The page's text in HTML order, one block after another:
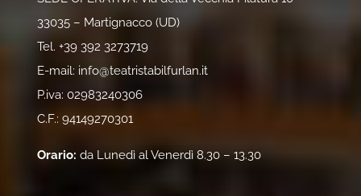
33035 – Martignacco (UD)
Tel. +39 392 3273719
E-mail: info@teatristabilfurlan.it
P.iva: 02983240306
C.F.: 94149270301
Orario: da Lunedì al Venerdì 8.30 – 13.30